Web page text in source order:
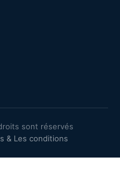
sont réservés
& Les conditions